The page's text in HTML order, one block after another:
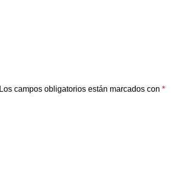
Los campos obligatorios están marcados con *